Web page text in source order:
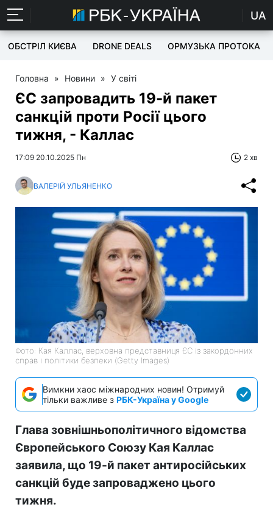
UA
ОБСТРІЛ КИЄВА DRONE DEALS ОРМУЗЬКА ПРОТОКА
Головна » Новини » У світі
ЄС запровадить 19-й пакет
санкцій проти Росії цього
тижня, - Каллас
17:09 20.10.2025 Пн 2 хв
ВАЛЕРІЙ УЛЬЯНЕНКО
Фото: Кая Каллас, верховна представниця ЄС із закордонних
справ і політики безпеки (Getty Images)
Вимкни хаос міжнародних новин! Отримуй
тільки важливе з РБК-Україна у Google
Глава зовнішньополітичного відомства
Європейського Союзу Кая Каллас
заявила, що 19-й пакет антиросійських
санкцій буде запроваджено цього
тижня.